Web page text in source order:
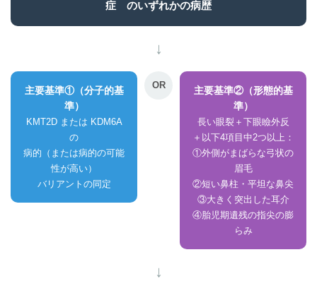
症 のいずれかの病歴
↓
主要基準①（分子的基
準）
KMT2D または KDM6A
の
病的（または病的の可能
性が高い）
バリアントの同定
OR
主要基準②（形態的基
準）
長い眼裂＋下眼瞼外反
＋以下4項目中2つ以上：
①外側がまばらな弓状の
眉毛
②短い鼻柱・平坦な鼻尖
③大きく突出した耳介
④胎児期遺残の指尖の膨
らみ
↓